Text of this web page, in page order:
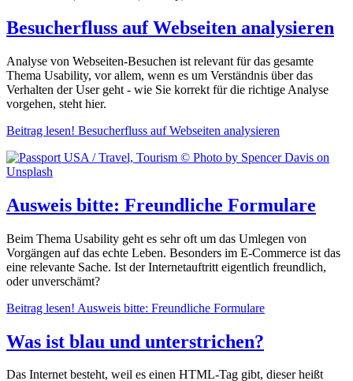
Besucherfluss auf Webseiten analysieren
Analyse von Webseiten-Besuchen ist relevant für das gesamte
Thema Usability, vor allem, wenn es um Verständnis über das
Verhalten der User geht - wie Sie korrekt für die richtige Analyse
vorgehen, steht hier.
Beitrag lesen! Besucherfluss auf Webseiten analysieren
Ausweis bitte: Freundliche Formulare
Beim Thema Usability geht es sehr oft um das Umlegen von
Vorgängen auf das echte Leben. Besonders im E-Commerce ist das
eine relevante Sache. Ist der Internetauftritt eigentlich freundlich,
oder unverschämt?
Beitrag lesen! Ausweis bitte: Freundliche Formulare
Was ist blau und unterstrichen?
Das Internet besteht, weil es einen HTML-Tag gibt, dieser heißt